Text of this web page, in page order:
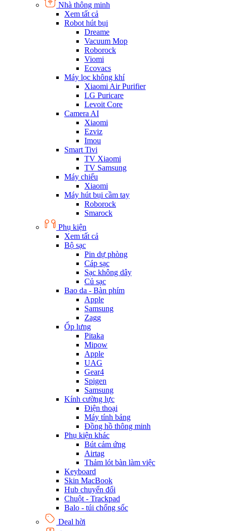
Nhà thông minh
Xem tất cả
Robot hút bụi
Dreame
Vacuum Mop
Roborock
Viomi
Ecovacs
Máy lọc không khí
Xiaomi Air Purifier
LG Puricare
Levoit Core
Camera AI
Xiaomi
Ezviz
Imou
Smart Tivi
TV Xiaomi
TV Samsung
Máy chiếu
Xiaomi
Máy hút bụi cầm tay
Roborock
Smarock
Phụ kiện
Xem tất cả
Bộ sạc
Pin dự phòng
Cáp sạc
Sạc không dây
Củ sạc
Bao da - Bàn phím
Apple
Samsung
Zagg
Ốp lưng
Pitaka
Mipow
Apple
UAG
Gear4
Spigen
Samsung
Kính cường lực
Điện thoại
Máy tính bảng
Đồng hồ thông minh
Phụ kiện khác
Bút cảm ứng
Airtag
Thảm lót bàn làm việc
Keyboard
Skin MacBook
Hub chuyển đổi
Chuột - Trackpad
Balo - túi chống sốc
Deal hời